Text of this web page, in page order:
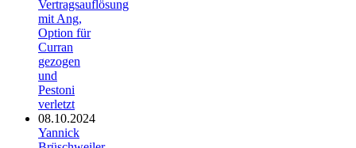
Vertragsauflösung
mit Ang,
Option für
Curran
gezogen
und
Pestoni
verletzt
08.10.2024
Yannick